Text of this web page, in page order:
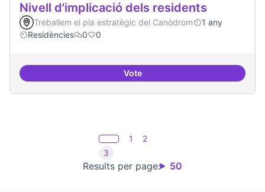
Nivell d'implicació dels residents
Treballem el pla estratègic del Canòdrom
1 any
Residències
0 0
VoteNivell d'implicació dels residents
Results per page: 50
1
2
3